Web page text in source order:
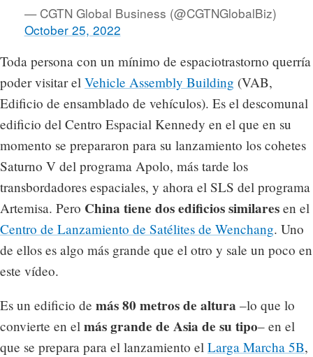
— CGTN Global Business (@CGTNGlobalBiz)
October 25, 2022
Toda persona con un mínimo de espaciotrastorno querría
poder visitar el Vehicle Assembly Building (VAB,
Edificio de ensamblado de vehículos). Es el descomunal
edificio del Centro Espacial Kennedy en el que en su
momento se prepararon para su lanzamiento los cohetes
Saturno V del programa Apolo, más tarde los
transbordadores espaciales, y ahora el SLS del programa
Artemisa. Pero China tiene dos edificios similares en el
Centro de Lanzamiento de Satélites de Wenchang. Uno
de ellos es algo más grande que el otro y sale un poco en
este vídeo.
Es un edificio de más 80 metros de altura –lo que lo
convierte en el más grande de Asia de su tipo– en el
que se prepara para el lanzamiento el Larga Marcha 5B,